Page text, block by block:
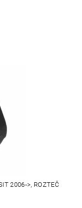
2006->, ROZTEČ